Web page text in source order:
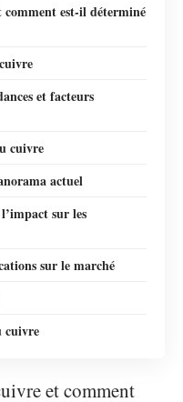
comment est-il déterminé
et facteurs
cuivre
actuel
sur les
sur le marché
cuivre
et comment